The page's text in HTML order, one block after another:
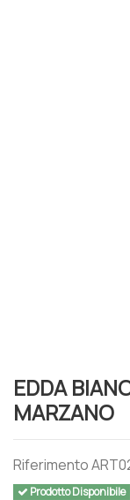
EDDA
MARZANO
Riferimento
Prodotto Disponibile